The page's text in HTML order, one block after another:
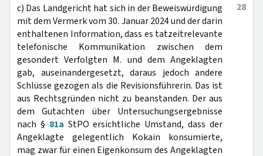
28
c) Das Landgericht hat sich in der Beweiswürdigung
mit dem Vermerk vom 30. Januar 2024 und der darin
enthaltenen Information, dass es tatzeitrelevante
telefonische Kommunikation zwischen dem
gesondert Verfolgten M. und dem Angeklagten
gab, auseinandergesetzt, daraus jedoch andere
Schlüsse gezogen als die Revisionsführerin. Das ist
aus Rechtsgründen nicht zu beanstanden. Der aus
dem Gutachten über Untersuchungsergebnisse
nach § 81a StPO ersichtliche Umstand, dass der
Angeklagte gelegentlich Kokain konsumierte,
mag zwar für einen Eigenkonsum des Angeklagten